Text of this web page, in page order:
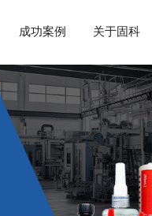
成功案例 关于固科